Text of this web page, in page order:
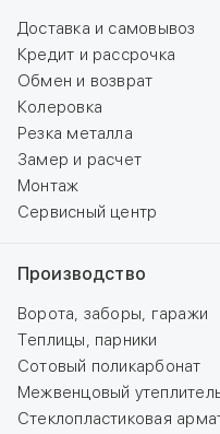
Доставка и самовывоз
Кредит и рассрочка
Обмен и возврат
Колеровка
Резка металла
Замер и расчет
Монтаж
Сервисный центр
Производство
Ворота, заборы, гаражи
Теплицы, парники
Сотовый поликарбонат
Межвенцовый
Стеклопластиковая